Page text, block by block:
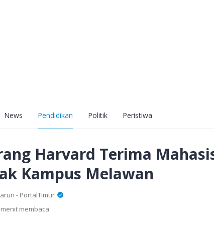
News Pendidikan Politik Peristiwa
Harvard Terima
Kampus Melawan
- PortalTimur
membaca